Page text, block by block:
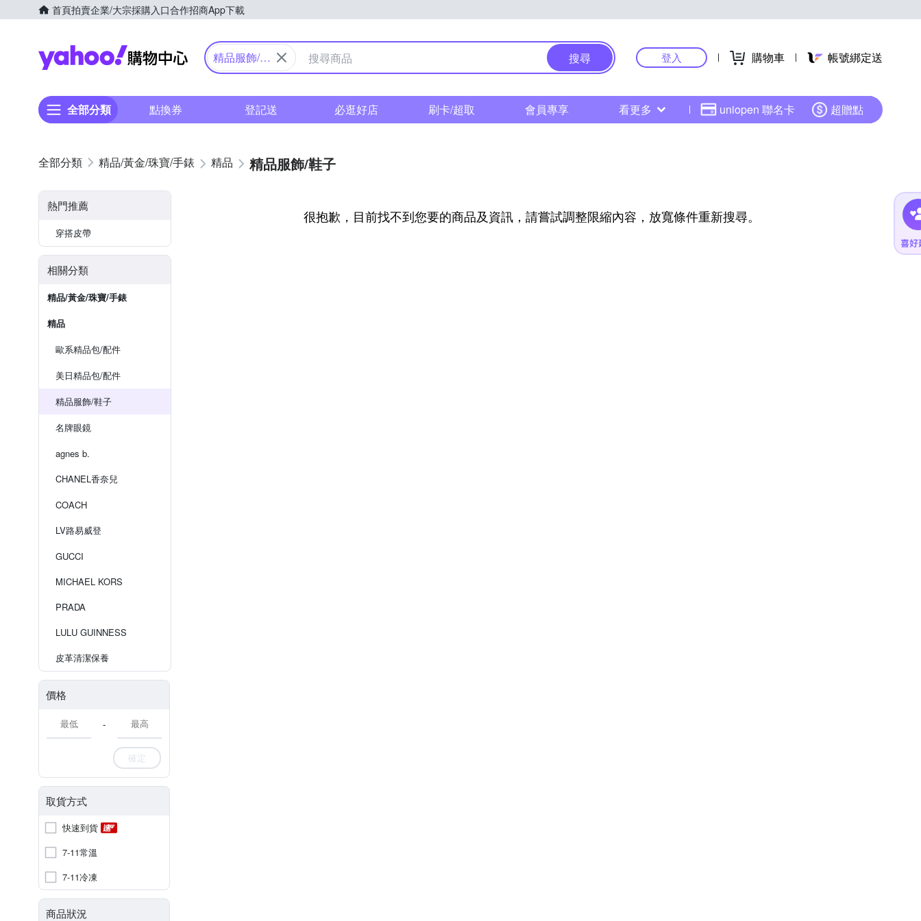
首頁拍賣企業/大宗採購入口合作招商App下載
Yahoo購物中心
精品服飾/鞋
搜尋 登入 購物車 帳號綁定送
全部分類 點換券 登記送 必逛好店 刷卡/超取 會員專享 看更多 uniopen 聯名卡 超贈點
精品/黃金/珠寶/手錶 精品 精品服飾/鞋子
熱門推薦
穿搭皮帶
相關分類
精品/黃金/珠寶/手錶
精品
歐系精品包/配件
美日精品包/配件
精品服飾/鞋子
名牌眼鏡
agnes b.
CHANEL香奈兒
COACH
LV路易威登
GUCCI
MICHAEL KORS
PRADA
LULU GUINNESS
皮革清潔保養
價格
-
確定
取貨方式
快速到貨
7-11常溫
7-11冷凍
商品狀況
很抱歉，目前找不到您要的商品及資訊，請嘗試調整限縮內容，放寬條件重新搜尋。